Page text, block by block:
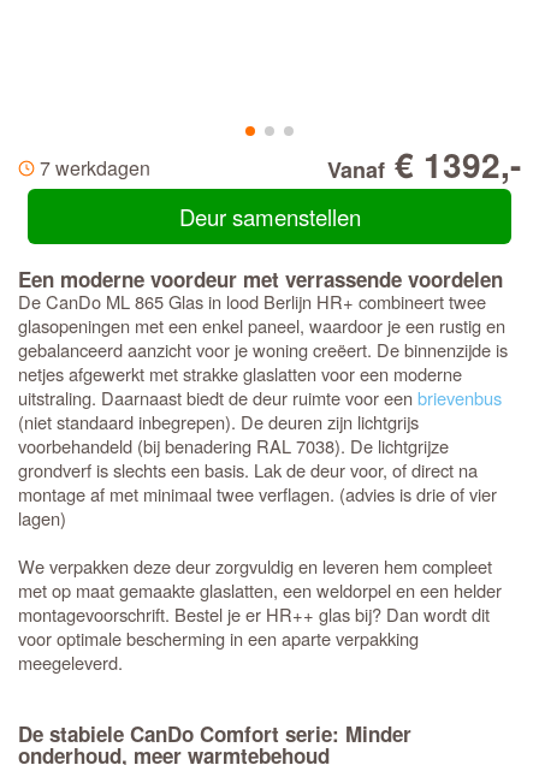
7 werkdagen Vanaf € 1392,-
Deur samenstellen
Een moderne voordeur met verrassende voordelen
De CanDo ML 865 Glas in lood Berlijn HR+ combineert twee
glasopeningen met een enkel paneel, waardoor je een rustig en
gebalanceerd aanzicht voor je woning creëert. De binnenzijde is
netjes afgewerkt met strakke glaslatten voor een moderne
uitstraling. Daarnaast biedt de deur ruimte voor eenbrievenbus
(niet standaard inbegrepen). De deuren zijn lichtgrijs
voorbehandeld (bij benadering RAL 7038). De lichtgrijze
grondverf is slechts een basis. Lak de deur voor, of direct na
montage af met minimaal twee verflagen. (advies is drie of vier
lagen)
We verpakken deze deur zorgvuldig en leveren hem compleet
met op maat gemaakte glaslatten, een weldorpel en een helder
montagevoorschrift. Bestel je er HR++ glas bij? Dan wordt dit
voor optimale bescherming in een aparte verpakking
meegeleverd.
De stabiele CanDo Comfort serie: Minder
onderhoud, meer warmtebehoud